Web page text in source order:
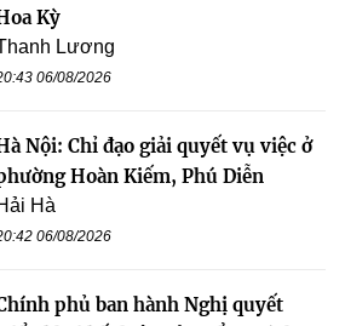
Kỳ
Lương
06/08/2026
Nội: Chỉ đạo giải quyết vụ việc ở
Hoàn Kiếm, Phú Diễn
Hà
06/08/2026
phủ ban hành Nghị quyết